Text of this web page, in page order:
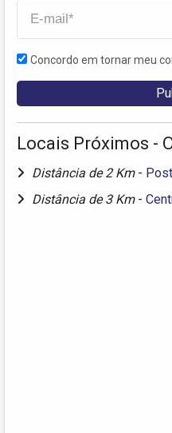
Concordo em tornar meu
Locais Próximos -
Distância de 2 Km -
Distância de 3 Km -